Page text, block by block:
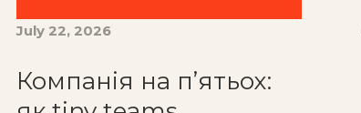
July 22, 2026
Компанія на п’ятьох: